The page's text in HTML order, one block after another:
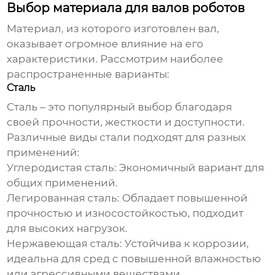
Выбор материала для валов роботов
Материал, из которого изготовлен вал,
оказывает огромное влияние на его
характеристики. Рассмотрим наиболее
распространенные варианты:
Сталь
Сталь – это популярный выбор благодаря
своей прочности, жесткости и доступности.
Различные виды стали подходят для разных
применений:
Углеродистая сталь: Экономичный вариант для
общих применений.
Легированная сталь: Обладает повышенной
прочностью и износостойкостью, подходит
для высоких нагрузок.
Нержавеющая сталь: Устойчива к коррозии,
идеальна для сред с повышенной влажностью